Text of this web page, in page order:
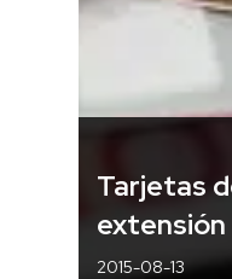
Tarjetas
extensión
2015-08-13